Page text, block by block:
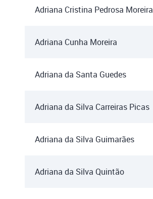
Adriana Cristina Pedrosa Moreira
Adriana Cunha Moreira
Adriana da Santa Guedes
Adriana da Silva Carreiras Picas
Adriana da Silva Guimarães
Adriana da Silva Quintão